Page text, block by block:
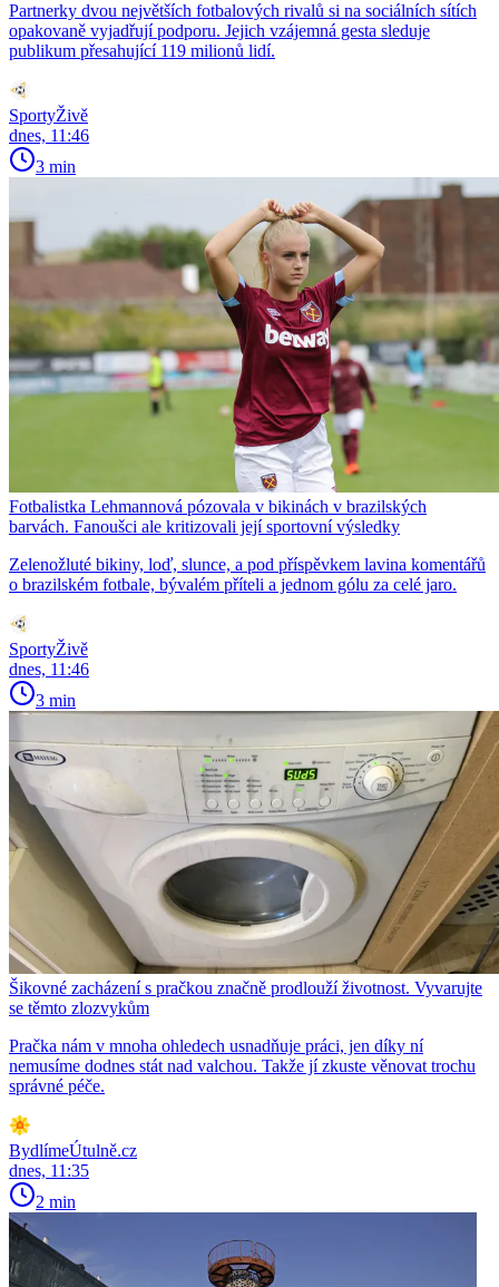
Partnerky dvou největších fotbalových rivalů si na sociálních sítích
opakovaně vyjadřují podporu. Jejich vzájemná gesta sleduje
publikum přesahující 119 milionů lidí.
SportyŽivě
dnes, 11:46
3 min
Fotbalistka Lehmannová pózovala v bikinách v brazilských
barvách. Fanoušci ale kritizovali její sportovní výsledky
Zelenožluté bikiny, loď, slunce, a pod příspěvkem lavina komentářů
o brazilském fotbale, bývalém příteli a jednom gólu za celé jaro.
SportyŽivě
dnes, 11:46
3 min
Šikovné zacházení s pračkou značně prodlouží životnost. Vyvarujte
se těmto zlozvykům
Pračka nám v mnoha ohledech usnadňuje práci, jen díky ní
nemusíme dodnes stát nad valchou. Takže jí zkuste věnovat trochu
správné péče.
BydlímeÚtulně.cz
dnes, 11:35
2 min